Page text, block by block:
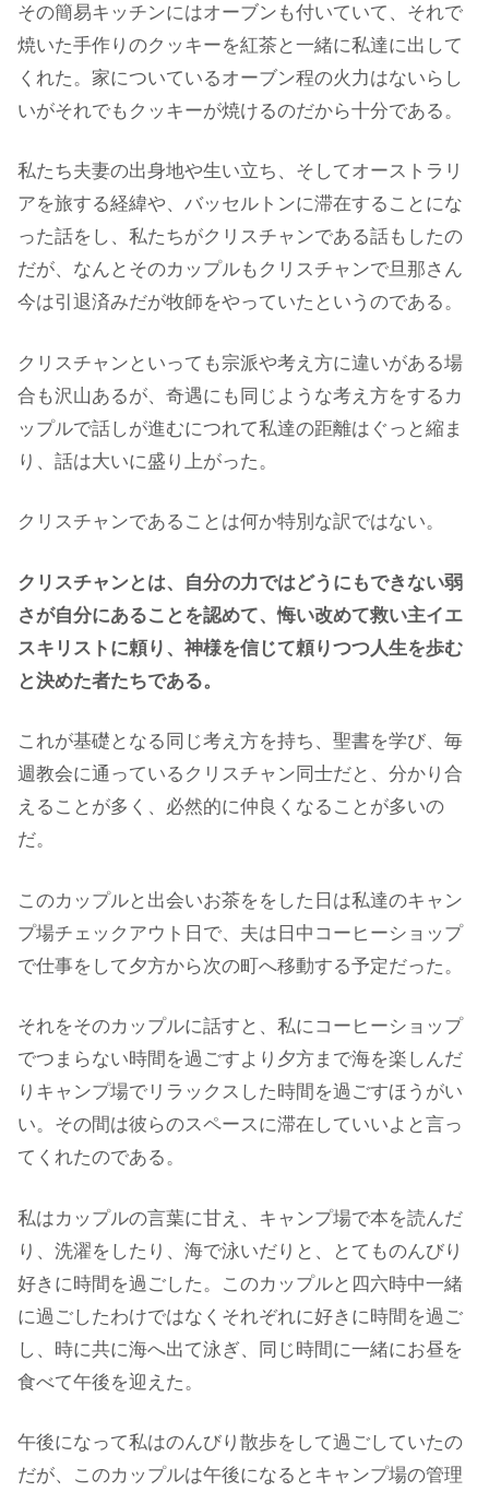
その簡易キッチンにはオーブンも付いていて、それで
焼いた手作りのクッキーを紅茶と一緒に私達に出して
くれた。家についているオーブン程の火力はないらし
いがそれでもクッキーが焼けるのだから十分である。
私たち夫妻の出身地や生い立ち、そしてオーストラリ
アを旅する経緯や、バッセルトンに滞在することにな
った話をし、私たちがクリスチャンである話もしたの
だが、なんとそのカップルもクリスチャンで旦那さん
今は引退済みだが牧師をやっていたというのである。
クリスチャンといっても宗派や考え方に違いがある場
合も沢山あるが、奇遇にも同じような考え方をするカ
ップルで話しが進むにつれて私達の距離はぐっと縮ま
り、話は大いに盛り上がった。
クリスチャンであることは何か特別な訳ではない。
クリスチャンとは、自分の力ではどうにもできない弱
さが自分にあることを認めて、悔い改めて救い主イエ
スキリストに頼り、神様を信じて頼りつつ人生を歩む
と決めた者たちである。
これが基礎となる同じ考え方を持ち、聖書を学び、毎
週教会に通っているクリスチャン同士だと、分かり合
えることが多く、必然的に仲良くなることが多いの
だ。
このカップルと出会いお茶ををした日は私達のキャン
プ場チェックアウト日で、夫は日中コーヒーショップ
で仕事をして夕方から次の町へ移動する予定だった。
それをそのカップルに話すと、私にコーヒーショップ
でつまらない時間を過ごすより夕方まで海を楽しんだ
りキャンプ場でリラックスした時間を過ごすほうがい
い。その間は彼らのスペースに滞在していいよと言っ
てくれたのである。
私はカップルの言葉に甘え、キャンプ場で本を読んだ
り、洗濯をしたり、海で泳いだりと、とてものんびり
好きに時間を過ごした。このカップルと四六時中一緒
に過ごしたわけではなくそれぞれに好きに時間を過ご
し、時に共に海へ出て泳ぎ、同じ時間に一緒にお昼を
食べて午後を迎えた。
午後になって私はのんびり散歩をして過ごしていたの
だが、このカップルは午後になるとキャンプ場の管理